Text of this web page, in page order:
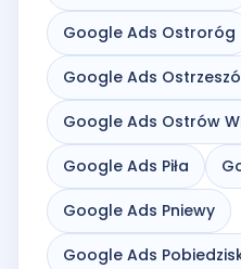
Google Ads Ostroróg
Google Ads
Google Ads Ostrów
Google Ads Piła
Google Ads Pniewy
Google Ads